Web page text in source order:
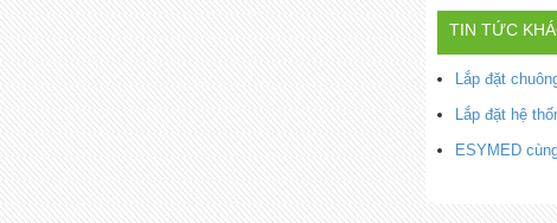
TIN TỨC
Lắp đặt
Lắp đặt hệ
ESYMED